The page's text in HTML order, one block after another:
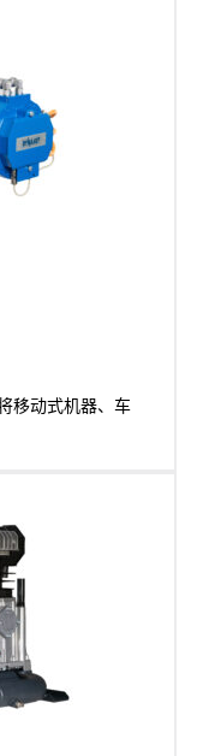
移动式机器、车